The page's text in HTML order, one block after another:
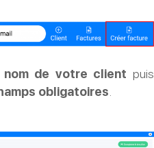
nom de votre client puis
obligatoires